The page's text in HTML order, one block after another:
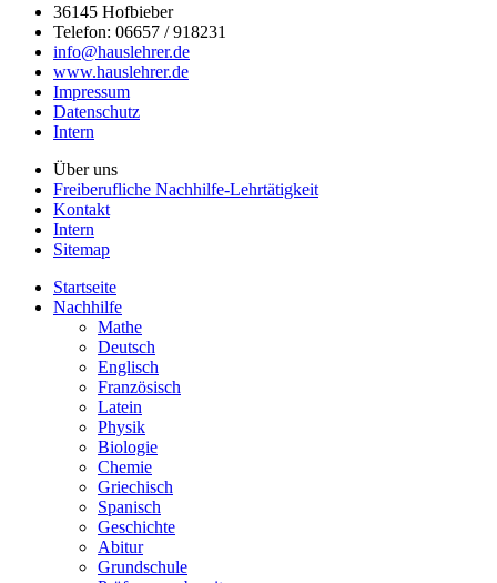
36145 Hofbieber
Telefon: 06657 / 918231
info@hauslehrer.de
www.hauslehrer.de
Impressum
Datenschutz
Intern
Über uns
Freiberufliche Nachhilfe-Lehrtätigkeit
Kontakt
Intern
Sitemap
Startseite
Nachhilfe
Mathe
Deutsch
Englisch
Französisch
Latein
Physik
Biologie
Chemie
Griechisch
Spanisch
Geschichte
Abitur
Grundschule